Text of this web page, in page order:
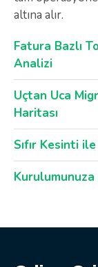
altına alır.
Fatura Bazlı
Analizi
Uçtan Uca
Haritası
Sıfır Kesinti
Kurulumunuza